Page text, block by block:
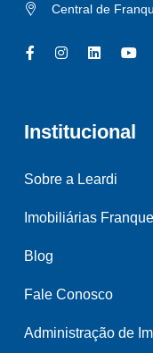
Central de
Institucional
Sobre a Leardi
Imobiliárias
Blog
Fale Conosco
Administração de